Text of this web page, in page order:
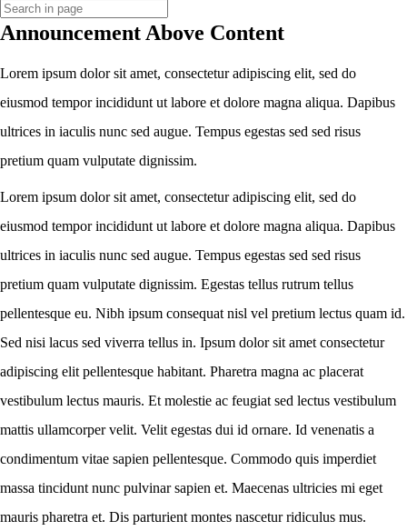
Announcement Above Content
Lorem ipsum dolor sit amet, consectetur adipiscing elit, sed do
eiusmod tempor incididunt ut labore et dolore magna aliqua. Dapibus
ultrices in iaculis nunc sed augue. Tempus egestas sed sed risus
pretium quam vulputate dignissim.
Lorem ipsum dolor sit amet, consectetur adipiscing elit, sed do
eiusmod tempor incididunt ut labore et dolore magna aliqua. Dapibus
ultrices in iaculis nunc sed augue. Tempus egestas sed sed risus
pretium quam vulputate dignissim. Egestas tellus rutrum tellus
pellentesque eu. Nibh ipsum consequat nisl vel pretium lectus quam id.
Sed nisi lacus sed viverra tellus in. Ipsum dolor sit amet consectetur
adipiscing elit pellentesque habitant. Pharetra magna ac placerat
vestibulum lectus mauris. Et molestie ac feugiat sed lectus vestibulum
mattis ullamcorper velit. Velit egestas dui id ornare. Id venenatis a
condimentum vitae sapien pellentesque. Commodo quis imperdiet
massa tincidunt nunc pulvinar sapien et. Maecenas ultricies mi eget
mauris pharetra et. Dis parturient montes nascetur ridiculus mus.